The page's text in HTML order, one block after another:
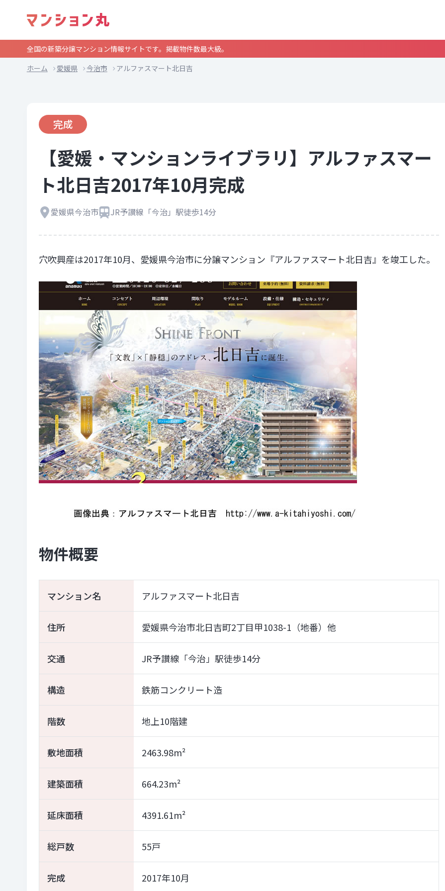
全国の新築分譲マンション情報サイトです。掲載物件数最大級。
ホーム
愛媛県 今治市 アルファスマート北日吉
完成
【愛媛・マンションライブラリ】アルファスマー
ト北日吉2017年10月完成
愛媛県今治市 JR予讃線「今治」駅徒歩14分
穴吹興産は2017年10月、愛媛県今治市に分譲マンション『アルファスマート北日吉』を竣工した。
物件概要
マンション名 アルファスマート北日吉
住所 愛媛県今治市北日吉町2丁目甲1038-1（地番）他
交通 JR予讃線「今治」駅徒歩14分
構造 鉄筋コンクリート造
階数 地上10階建
敷地面積 2463.98m²
建築面積 664.23m²
延床面積 4391.61m²
総戸数 55戸
完成 2017年10月